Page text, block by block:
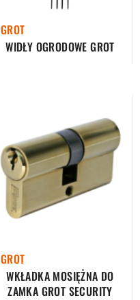
GROT
WIDŁY OGRODOWE GROT
GROT
WKŁADKA MOSIĘŻNA DO
ZAMKA GROT SECURITY